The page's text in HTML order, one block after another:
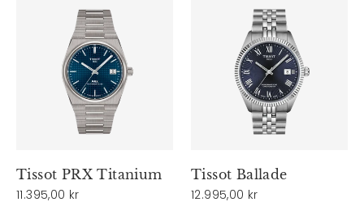
Tissot PRX Titanium
11.395,00 kr
Tissot Ballade
12.995,00 kr